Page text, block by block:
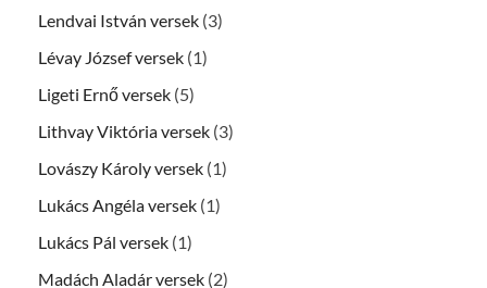
Lendvai István versek (3)
Lévay József versek (1)
Ligeti Ernő versek (5)
Lithvay Viktória versek (3)
Lovászy Károly versek (1)
Lukács Angéla versek (1)
Lukács Pál versek (1)
Madách Aladár versek (2)